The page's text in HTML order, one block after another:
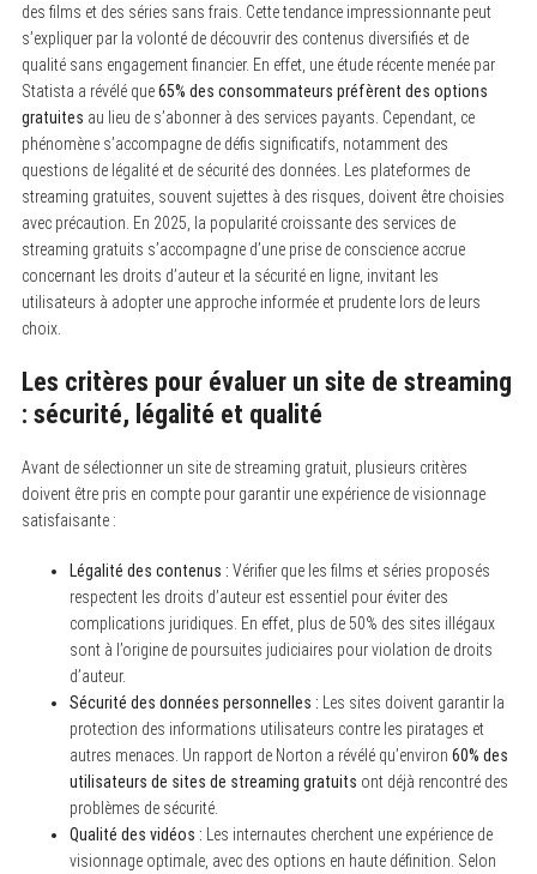
des films et des séries sans frais. Cette tendance impressionnante peut
s’expliquer par la volonté de découvrir des contenus diversifiés et de
qualité sans engagement financier. En effet, une étude récente menée par
Statista a révélé que65% des consommateurs préfèrent des options
gratuites au lieu de s’abonner à des services payants. Cependant, ce
phénomène s’accompagne de défis significatifs, notamment des
questions de légalité et de sécurité des données. Les plateformes de
streaming gratuites, souvent sujettes à des risques, doivent être choisies
avec précaution. En 2025, la popularité croissante des services de
streaming gratuits s’accompagne d’une prise de conscience accrue
concernant les droits d’auteur et la sécurité en ligne, invitant les
utilisateurs à adopter une approche informée et prudente lors de leurs
choix.
Les critères pour évaluer un site de streaming
: sécurité, légalité et qualité
Avant de sélectionner un site de streaming gratuit, plusieurs critères
doivent être pris en compte pour garantir une expérience de visionnage
satisfaisante :
Légalité des contenus : Vérifier que les films et séries proposés
respectent les droits d’auteur est essentiel pour éviter des
complications juridiques. En effet, plus de 50% des sites illégaux
sont à l’origine de poursuites judiciaires pour violation de droits
d’auteur.
Sécurité des données personnelles : Les sites doivent garantir la
protection des informations utilisateurs contre les piratages et
autres menaces. Un rapport de Norton a révélé qu’environ 60% des
utilisateurs de sites de streaming gratuits ont déjà rencontré des
problèmes de sécurité.
Qualité des vidéos : Les internautes cherchent une expérience de
visionnage optimale, avec des options en haute définition. Selon